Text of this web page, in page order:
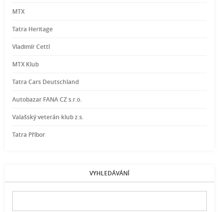
MTX
Tatra Heritage
Vladimír Cettl
MTX Klub
Tatra Cars Deutschland
Autobazar FANA CZ s.r.o.
Valašský veterán klub z.s.
Tatra Příbor
VYHLEDÁVÁNÍ